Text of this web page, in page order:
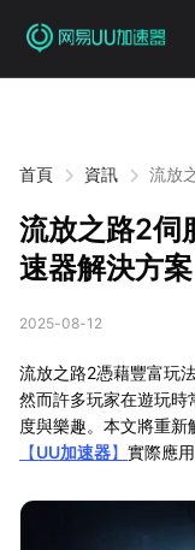
首頁 資訊
流放
流放之路2伺
速器解決方案
2025-08-12
流放之路2憑藉豐富玩
然而許多玩家在遊玩時
度與樂趣。本文將重
【UU加速器】 實際應